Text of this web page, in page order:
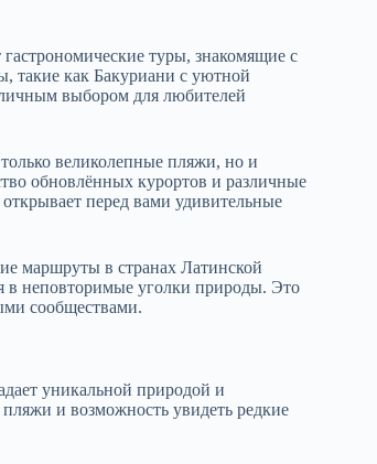
туры, знакомящие с
такие как Бакуриани с уютной
выбором для любителей
великолепные пляжи, но и
обновлённых курортов и различные
перед вами удивительные
маршруты в странах Латинской
в неповторимые уголки природы. Это
сообществами.
уникальной природой и
и возможность увидеть редкие